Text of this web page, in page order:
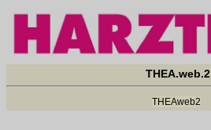
THEA.web.2
THEAweb2